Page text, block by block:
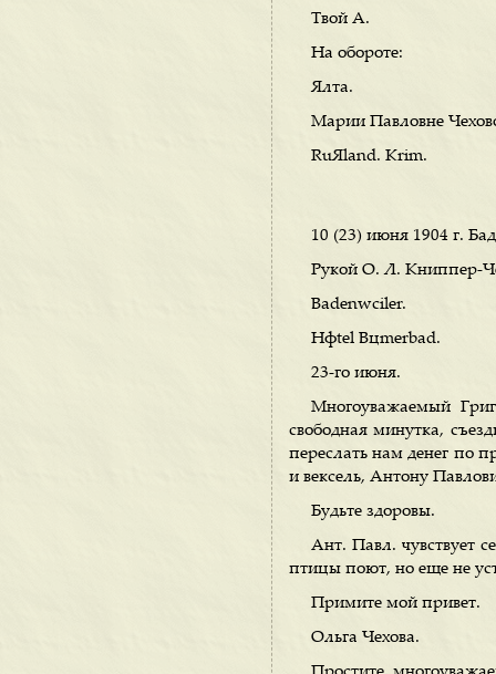
Твой А.
На обороте:
Ялта.
Марии Павловне
RuЯland. Krim.
10 (23) июня 1904 г.
Рукой О. Л. Книппер-
Badenwciler.
Hфtel Bцmerbad.
23-го июня.
Многоуважаемый
свободная минутка,
переслать нам денег по
и вексель, Антону
Будьте здоровы.
Ант. Павл. чувствует
птицы поют, но еще не
Примите мой привет.
Ольга Чехова.